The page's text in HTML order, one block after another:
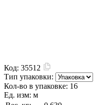
Код: 35512
Тип упаковки:
Кол-во в упаковке: 16
Ед. изм: м